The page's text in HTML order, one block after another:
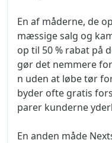
En af måderne, de
mæssige salg og
op til 50 % rabat på
gør det nemmere
n uden at løbe tør
byder ofte gratis
parer kunderne
En anden måde